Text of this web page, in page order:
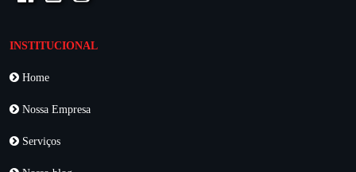
INSTITUCIONAL
Home
Nossa Empresa
Serviços